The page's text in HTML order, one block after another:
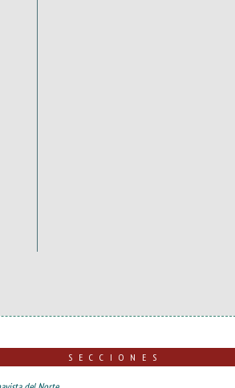
SECCIONES